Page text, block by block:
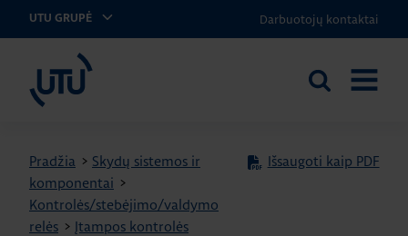
UTU GRUPĖ Darbuotojų kontaktai
UTU Lithuania
Ieškoti
Pradžia > Skydų sistemos ir
komponentai >
Kontrolės/stebėjimo/valdymo
relės > Įtampos kontrolės
Išsaugoti kaip PDF